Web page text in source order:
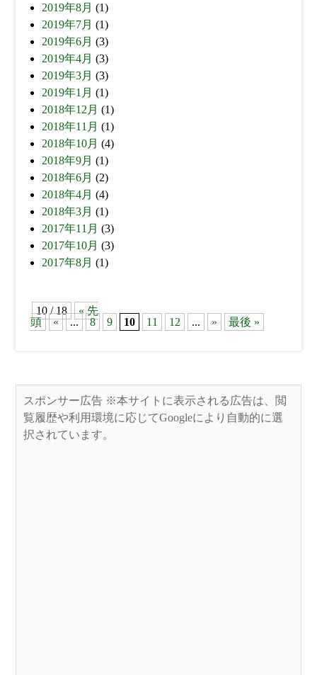
2019年8月 (1)
2019年7月 (1)
2019年6月 (3)
2019年4月 (3)
2019年3月 (3)
2019年1月 (1)
2018年12月 (1)
2018年11月 (1)
2018年10月 (4)
2018年9月 (1)
2018年6月 (2)
2018年4月 (4)
2018年3月 (1)
2017年11月 (3)
2017年10月 (3)
2017年8月 (1)
10 / 18
« 先
頭
« ... 8 9 10 11 12 ... » 最後 »
スポンサー広告 ※本サイトに表示される広告は、閲
覧履歴や利用環境に応じてGoogleにより自動的に選
択されています。